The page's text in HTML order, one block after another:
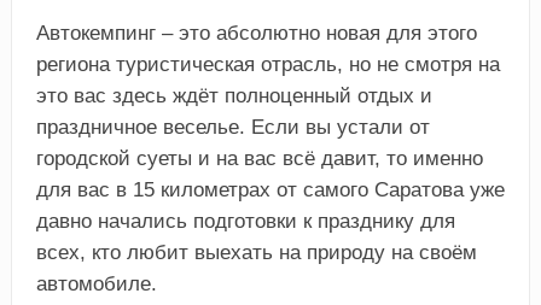
Автокемпинг – это абсолютно новая для этого
региона туристическая отрасль, но не смотря на
это вас здесь ждёт полноценный отдых и
праздничное веселье. Если вы устали от
городской суеты и на вас всё давит, то именно
для вас в 15 километрах от самого Саратова уже
давно начались подготовки к празднику для
всех, кто любит выехать на природу на своём
автомобиле.